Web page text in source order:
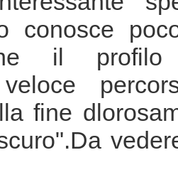
conosce
il
fine